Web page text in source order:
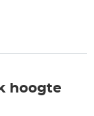
hoogte